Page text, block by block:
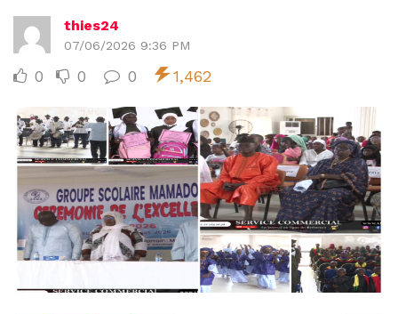
thies24
07/06/2026 9:36 PM
0 0 0 1,462